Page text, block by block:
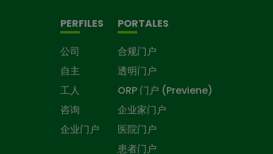
PERFILES
公司
自主
工人
咨询
企业门户
PORTALES
合规门户
透明门户
ORP 门户 (Previene)
企业家门户
医院门户
患者门户